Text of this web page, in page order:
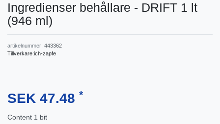
Ingredienser behållare - DRIFT 1 lt
(946 ml)
artikelnummer: 443362
Tillverkare:ich-zapfe
SEK 47.48 *
Content 1 bit